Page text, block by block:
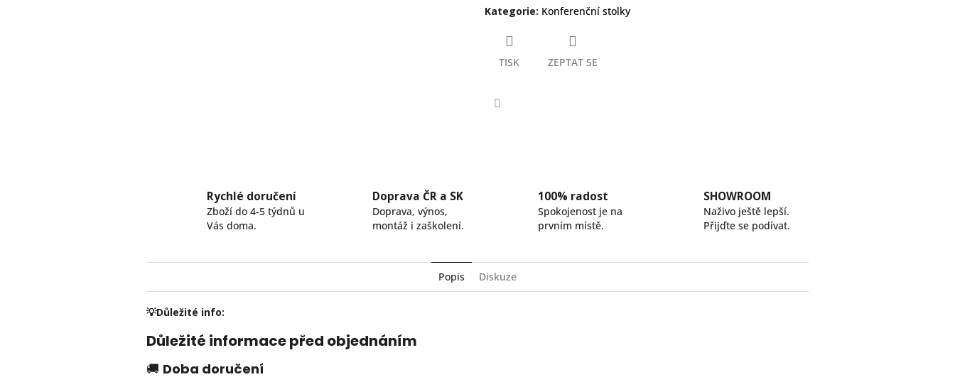
Kategorie: Konferenční stolky
TISK ZEPTAT SE
Rychlé doručení
Zboží do 4-5 týdnů u
Vás doma.
Doprava ČR a SK
Doprava, výnos,
montáž i zaškolení.
100% radost
Spokojenost je na
prvním místě.
SHOWROOM
Naživo ještě lepší.
Přijďte se podívat.
Popis Diskuze
💡Důležité info:
Důležité informace před objednáním
🚚 Doba doručení